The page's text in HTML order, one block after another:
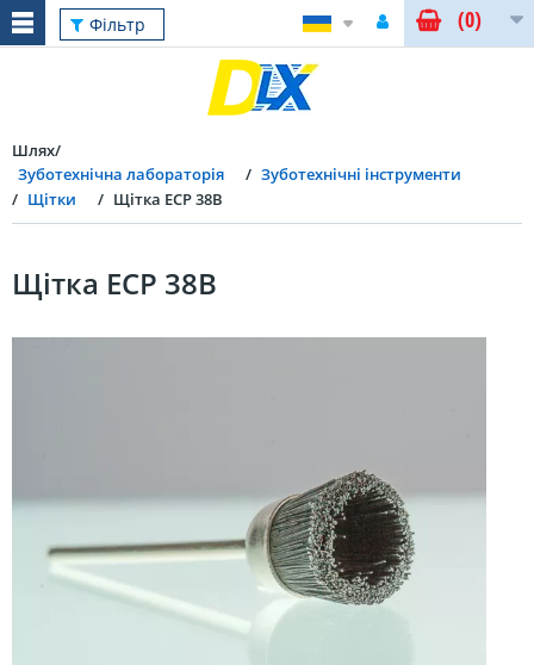
Фільтр (0)
Шлях
Зуботехнічна лабораторія
Зуботехнічні інструменти
Щітки
Щітка ECP 38B
Щітка ECP 38B